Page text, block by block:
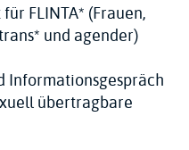
FLINTA* (Frauen,
und agender)
Informationsgespräch
übertragbare